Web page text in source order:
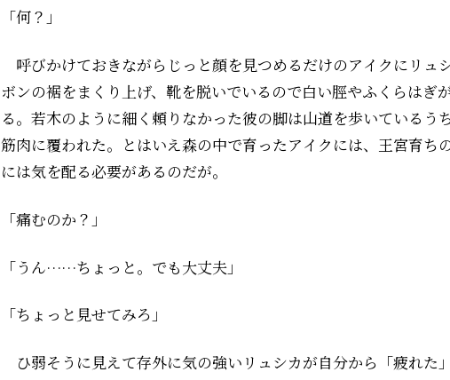
「何？」
呼びかけておきながらじっと顔を見つめるだけのアイクにリュ
ボンの裾をまくり上げ、靴を脱いでいるので白い脛やふくらはぎ
る。若木のように細く頼りなかった彼の脚は山道を歩いているう
筋肉に覆われた。とはいえ森の中で育ったアイクには、王宮育ち
には気を配る必要があるのだが。
「痛むのか？」
「うん……ちょっと。でも大丈夫」
「ちょっと見せてみろ」
ひ弱そうに見えて存外に気の強いリュシカが自分から「疲れた